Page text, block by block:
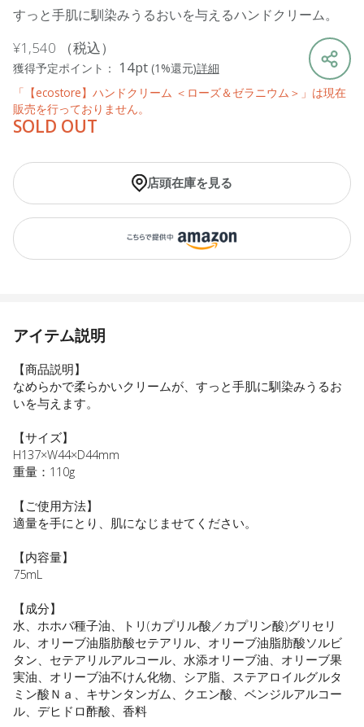
すっと手肌に馴染みうるおいを与えるハンドクリーム。
¥1,540 （税込）
獲得予定ポイント： 14pt (1%還元)詳細
「【ecostore】ハンドクリーム ＜ローズ＆ゼラニウム＞」は現在
販売を行っておりません。
SOLD OUT
店頭在庫を見る
アイテム説明
【商品説明】
なめらかで柔らかいクリームが、すっと手肌に馴染みうるお
いを与えます。
【サイズ】
H137×W44×D44mm
重量：110g
【ご使用方法】
適量を手にとり、肌になじませてください。
【内容量】
75mL
【成分】
水、ホホバ種子油、トリ(カプリル酸／カプリン酸)グリセリ
ル、オリーブ油脂肪酸セテアリル、オリーブ油脂肪酸ソルビ
タン、セテアリルアルコール、水添オリーブ油、オリーブ果
実油、オリーブ油不けん化物、シア脂、ステアロイルグルタ
ミン酸Ｎａ、キサンタンガム、クエン酸、ベンジルアルコー
ル、デヒドロ酢酸、香料